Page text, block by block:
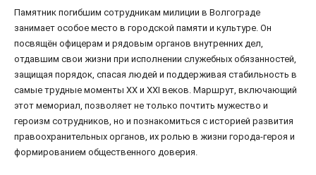
Памятник погибшим сотрудникам милиции в Волгограде
занимает особое место в городской памяти и культуре. Он
посвящён офицерам и рядовым органов внутренних дел,
отдавшим свои жизни при исполнении служебных обязанностей,
защищая порядок, спасая людей и поддерживая стабильность в
самые трудные моменты XX и XXI веков. Маршрут, включающий
этот мемориал, позволяет не только почтить мужество и
героизм сотрудников, но и познакомиться с историей развития
правоохранительных органов, их ролью в жизни города-героя и
формированием общественного доверия.